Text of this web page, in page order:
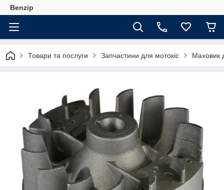
Benzip
Товари та послуги Запчастини для мотокіс Маховик